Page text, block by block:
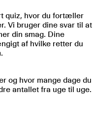
quiz, hvor du fortæller
Vi bruger dine svar til at
din smag. Dine
af hvilke retter du
og hvor mange dage du
antallet fra uge til uge.